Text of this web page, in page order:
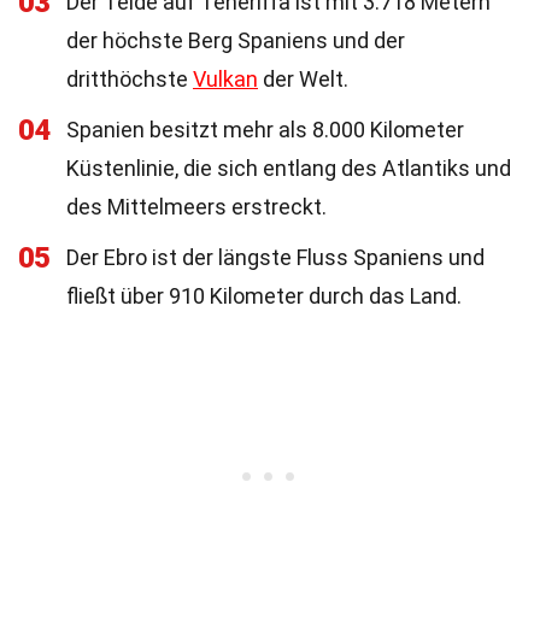
der höchste Berg Spaniens und der
dritthöchste Vulkan der Welt.
04
Spanien besitzt mehr als 8.000 Kilometer
Küstenlinie, die sich entlang des Atlantiks und
des Mittelmeers erstreckt.
05
Der Ebro ist der längste Fluss Spaniens und
fließt über 910 Kilometer durch das Land.